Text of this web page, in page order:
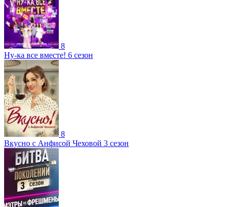
8
Ну-ка все вместе! 6 сезон
8
Вкусно с Анфисой Чеховой 3 сезон